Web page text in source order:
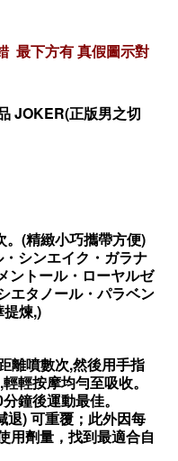
最下方有 真假圖示對
JOKER(正版男之切
。(精緻小巧攜帶方便)
・シンエイク・ガラナ
ントール・ローヤルゼ
エタノール・パラベン
煉,)
離噴數次,然後用手指
輕按摩均勻至吸收。
鐘後運動最佳。
退) 可重覆；此外因每
用劑量，找到最適合自